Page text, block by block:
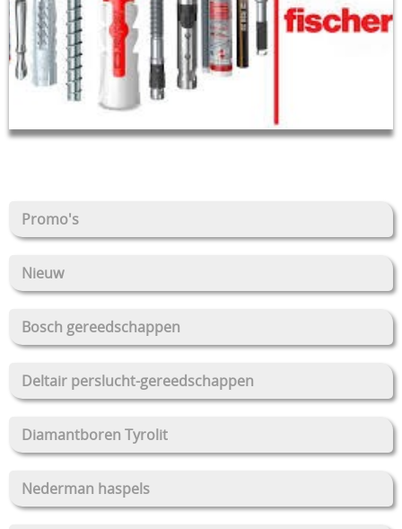
Promo's
Nieuw
Bosch gereedschappen
Deltair perslucht-gereedschappen
Diamantboren Tyrolit
Nederman haspels